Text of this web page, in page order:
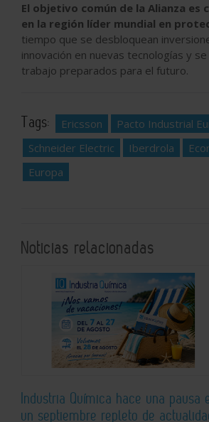
El objetivo común de la Alianza es
en la región líder mundial en
tiempo que se desbloquean
innovación en nuevas tecnologías y
trabajo preparados para el futuro.
Tags: Ericsson
Pacto Industrial
Schneider Electric
Iberdrola
Europa
Noticias relacionadas
Industria Química hace una
un septiembre repleto de